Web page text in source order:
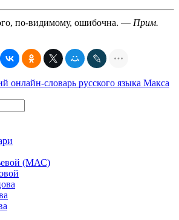
по-видимому, ошибочна. — Прим.
онлайн-словарь русского языка Макса
(МАС)